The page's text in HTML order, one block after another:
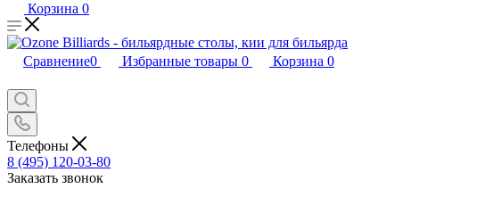
Корзина 0
Сравнение0 Избранные товары 0 Корзина 0
Телефоны
8 (495) 120-03-80
Заказать звонок